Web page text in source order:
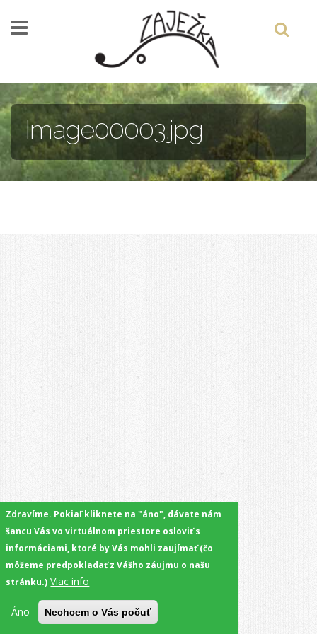
Image00003.jpg
Zdravíme. Pokiaľ kliknete na "áno", dávate nám
šancu Vás vo virtuálnom priestore osloviť s
informáciami, ktoré by Vás mohli zaujímať (čo
môžeme predpokladať z Vášho záujmu o našu
stránku.) Viac info
Áno Nechcem o Vás počuť